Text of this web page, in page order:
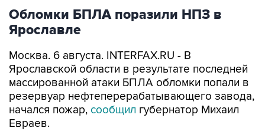
Обломки БПЛА поразили НПЗ в
Ярославле
Москва. 6 августа. INTERFAX.RU - В
Ярославской области в результате последней
массированной атаки БПЛА обломки попали в
резервуар нефтеперерабатывающего завода,
начался пожар, сообщил губернатор Михаил
Евраев.